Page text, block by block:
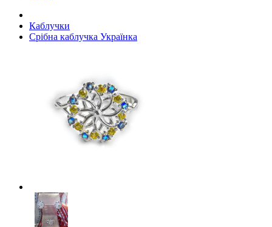
Каблучки
Срібна каблучка Українка